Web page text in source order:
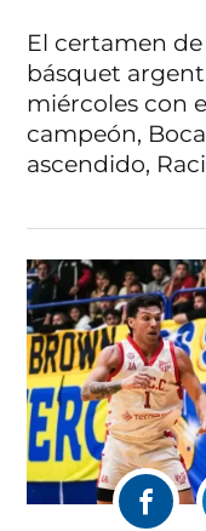
El certamen
básquet
miércoles con
campeón,
ascendido,